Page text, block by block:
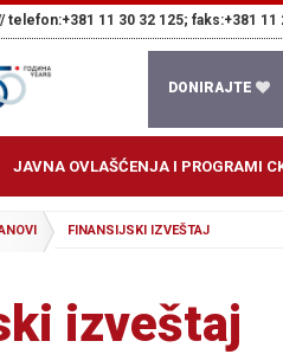
telefon:+381 11 30 32 125; faks:+381 11
DONIRAJTE
JAVNA OVLAŠĆENJA I PROGRAMI
FINANSIJSKI IZVEŠTAJ
izveštaj